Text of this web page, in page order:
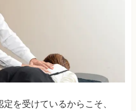
を受けているからこそ、